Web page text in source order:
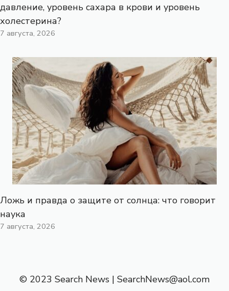
давление, уровень сахара в крови и уровень
холестерина?
7 августа, 2026
Ложь и правда о защите от солнца: что говорит
наука
7 августа, 2026
© 2023 Search News | SearchNews@aol.com